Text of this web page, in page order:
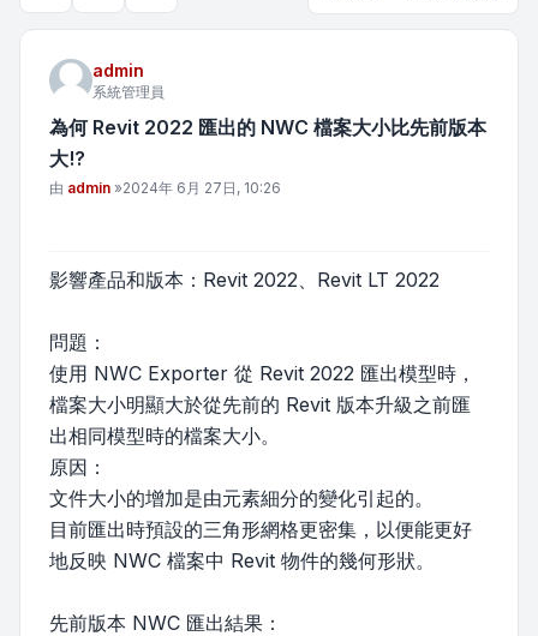
admin
系統管理員
為何 Revit 2022 匯出的 NWC 檔案大小比先前版本
大!?
文章
由 admin »2024年 6月 27日, 10:26
影響產品和版本：Revit 2022、Revit LT 2022
問題：
使用 NWC Exporter 從 Revit 2022 匯出模型時，
檔案大小明顯大於從先前的 Revit 版本升級之前匯
出相同模型時的檔案大小。
原因：
文件大小的增加是由元素細分的變化引起的。
目前匯出時預設的三角形網格更密集，以便能更好
地反映 NWC 檔案中 Revit 物件的幾何形狀。
先前版本 NWC 匯出結果：